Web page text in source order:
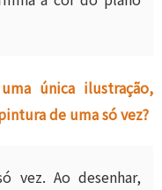
única ilustração,
de uma só vez?
vez. Ao desenhar,